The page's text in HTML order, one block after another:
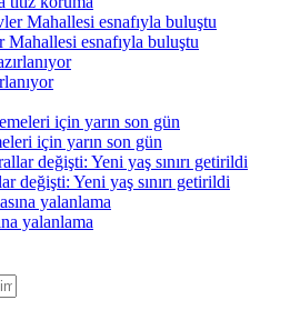
esnafıyla buluştu
için yarın son gün
değişti: Yeni yaş sınırı getirildi
yalanlama